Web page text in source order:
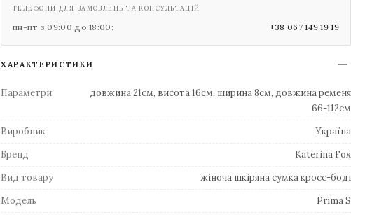
ТЕЛЕФОНИ ДЛЯ ЗАМОВЛЕНЬ ТА КОНСУЛЬТАЦІЙ
пн-пт з 09:00 до 18:00: +38 067 149 19 19
ХАРАКТЕРИСТИКИ
Параметри
довжина 21см, висота 16см, ширина 8см, довжина ременя
66-112см
Виробник
Україна
Бренд
Katerina Fox
Вид товару
жіноча шкіряна сумка кросс-боді
Модель
Prima S